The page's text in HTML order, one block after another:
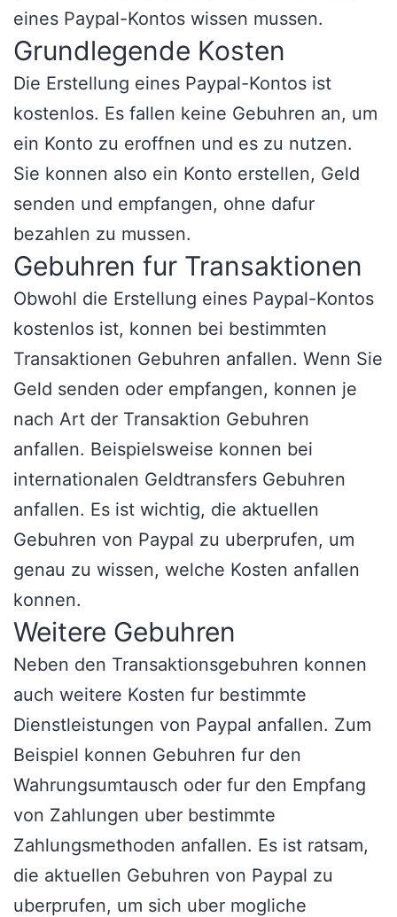
eines Paypal-Kontos wissen mussen.
Grundlegende Kosten
Die Erstellung eines Paypal-Kontos ist
kostenlos. Es fallen keine Gebuhren an, um
ein Konto zu eroffnen und es zu nutzen.
Sie konnen also ein Konto erstellen, Geld
senden und empfangen, ohne dafur
bezahlen zu mussen.
Gebuhren fur Transaktionen
Obwohl die Erstellung eines Paypal-Kontos
kostenlos ist, konnen bei bestimmten
Transaktionen Gebuhren anfallen. Wenn Sie
Geld senden oder empfangen, konnen je
nach Art der Transaktion Gebuhren
anfallen. Beispielsweise konnen bei
internationalen Geldtransfers Gebuhren
anfallen. Es ist wichtig, die aktuellen
Gebuhren von Paypal zu uberprufen, um
genau zu wissen, welche Kosten anfallen
konnen.
Weitere Gebuhren
Neben den Transaktionsgebuhren konnen
auch weitere Kosten fur bestimmte
Dienstleistungen von Paypal anfallen. Zum
Beispiel konnen Gebuhren fur den
Wahrungsumtausch oder fur den Empfang
von Zahlungen uber bestimmte
Zahlungsmethoden anfallen. Es ist ratsam,
die aktuellen Gebuhren von Paypal zu
uberprufen, um sich uber mogliche